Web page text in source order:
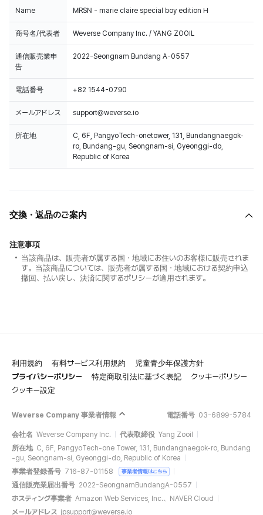
Name MRSN - marie claire special boy edition H
商号名/代表者 Weverse Company Inc. / YANG ZOOIL
通信販売業申
告
2022-Seongnam Bundang A-0557
電話番号 +82 1544-0790
メールアドレス support@weverse.io
所在地
C, 6F, PangyoTech-onetower, 131, Bundangnaegok-
ro, Bundang-gu, Seongnam-si, Gyeonggi-do,
Republic of Korea
交換・返品のご案内
注意事項
当該商品は、販売者が属する国・地域にお住いのお客様に販売されま
す。当該商品については、販売者が属する国・地域における契約申込
撤回、払い戻し、決済に関するポリシーが適用されます。
利用規約 有料サービス利用規約
児童青少年保護方針
プライバシーポリシー
特定商取引法に基づく表記
クッキーポリシー
クッキー設定
Weverse Company 事業者情報 電話番号 03-6899-5784
会社名 Weverse Company Inc. 代表取締役 Yang Zooil
所在地 C, 6F, PangyoTech-one Tower, 131, Bundangnaegok-ro, Bundang
-gu, Seongnam-si, Gyeonggi-do, Republic of Korea
事業者登録番号 716-87-01158 事業者情報はこちら
通信販売業届出番号 2022-SeongnamBundangA-0557
ホスティング事業者 Amazon Web Services, Inc.、NAVER Cloud
メールアドレス jpsupport@weverse.io